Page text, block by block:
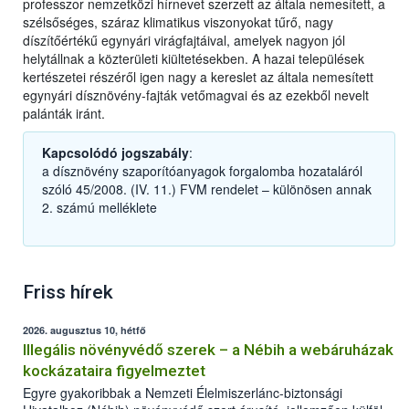
professzor nemzetközi hírnevet szerzett az általa nemesített, a
szélsőséges, száraz klimatikus viszonyokat tűrő, nagy
díszítőértékű egynyári virágfajtáival, amelyek nagyon jól
helytállnak a közterületi kiültetésekben. A hazai települések
kertészetei részéről igen nagy a kereslet az általa nemesített
egynyári dísznövény-fajták vetőmagvai és az ezekből nevelt
palánták iránt.
Kapcsolódó jogszabály:
a dísznövény szaporítóanyagok forgalomba hozataláról
szóló 45/2008. (IV. 11.) FVM rendelet – különösen annak
2. számú melléklete
Friss hírek
2026. augusztus 10, hétfő
Illegális növényvédő szerek – a Nébih a webáruházak
kockázataira figyelmeztet
Egyre gyakoribbak a Nemzeti Élelmiszerlánc-biztonsági